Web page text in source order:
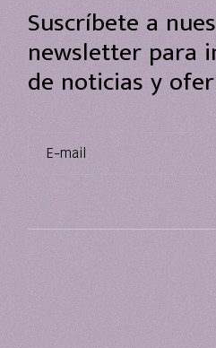
Suscríbete a
newsletter para
de noticias y